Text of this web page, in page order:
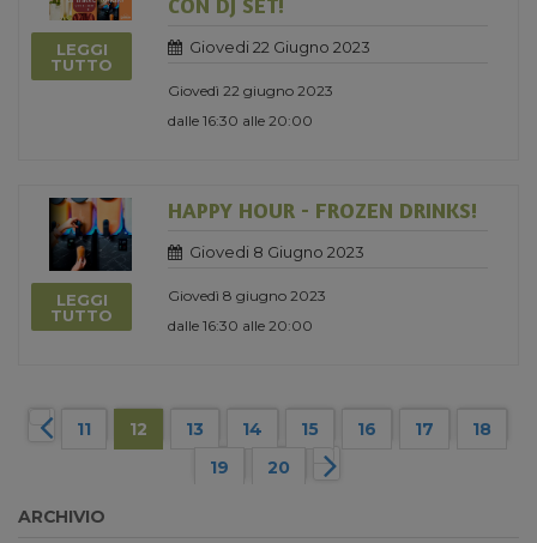
LEGGI
TUTTO
CON DJ SET!
Giovedi 22 Giugno 2023
Giovedì 22 giugno 2023
dalle 16:30 alle 20:00
LEGGI
TUTTO
HAPPY HOUR - FROZEN DRINKS!
Giovedi 8 Giugno 2023
Giovedì 8 giugno 2023
dalle 16:30 alle 20:00
11 12 13 14 15 16 17
18
19
20
ARCHIVIO